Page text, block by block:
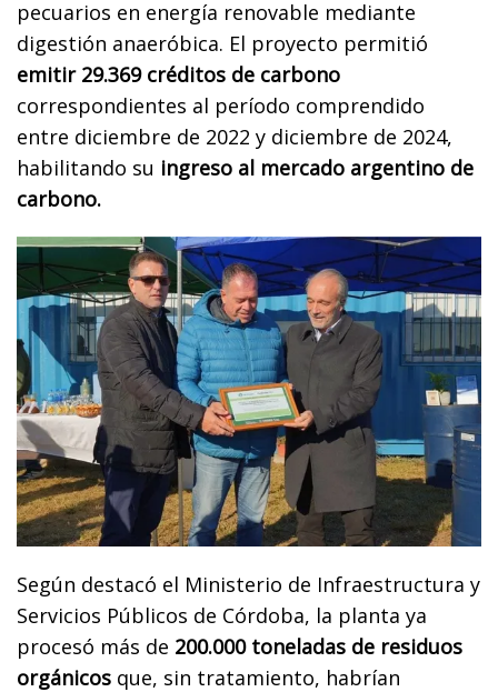
pecuarios en energía renovable mediante
digestión anaeróbica. El proyecto permitió
emitir 29.369 créditos de carbono
correspondientes al período comprendido
entre diciembre de 2022 y diciembre de 2024,
habilitando su ingreso al mercado argentino de
carbono.
Según destacó el Ministerio de Infraestructura y
Servicios Públicos de Córdoba, la planta ya
procesó más de 200.000 toneladas de residuos
orgánicos que, sin tratamiento, habrían